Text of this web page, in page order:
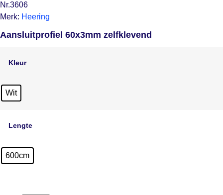
Nr.3606
Merk: Heering
Aansluitprofiel 60x3mm zelfklevend
Kleur
Wit
Lengte
600cm